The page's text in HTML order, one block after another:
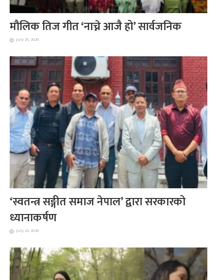
मौलिक तिज गीत ‘नाच्ने आजै हो’ सार्वजनिक
July 26, 2026
‘स्वतन्त्र सङ्गीत समाज नेपाल’ द्वारा सरकारको
ध्यानाकर्षण
July 25, 2026